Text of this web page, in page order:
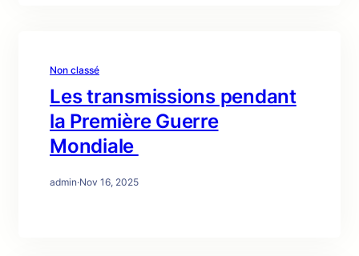
Non classé
Les transmissions pendant
la Première Guerre
Mondiale
admin·Nov 16, 2025